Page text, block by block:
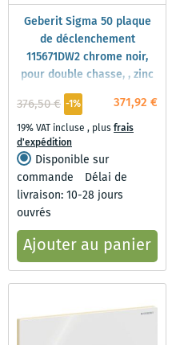
Geberit Sigma 50 plaque
de déclenchement
115671DW2 chrome noir,
pour double chasse, , zinc
moulé sous
pression/plastique371,92 €
376,50 € -1%
19% VAT incluse , plusfrais
d'expédition
Disponible sur
commande
Délai de
livraison: 10-28 jours
ouvrés
Ajouter au panier